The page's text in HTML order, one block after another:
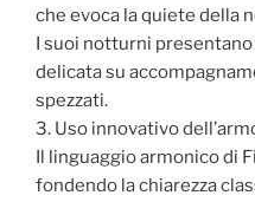
che evoca la quiete della
I suoi notturni
delicata su
spezzati.
3. Uso innovativo
Il linguaggio armonico di
fondendo la chiarezza